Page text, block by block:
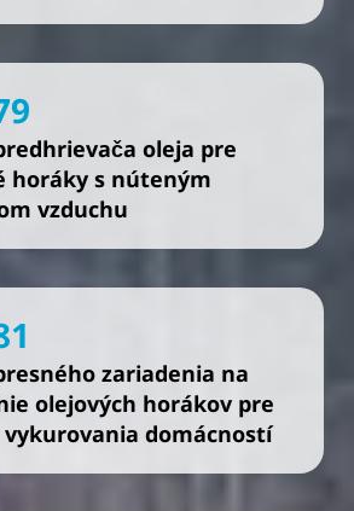
oleja pre
horáky s núteným
vzduchu
zariadenia na
olejových horákov pre
domácností